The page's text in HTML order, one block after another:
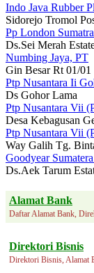
Indo Java Rubber
Sidorejo Tromol
Pp London
Ds.Sei Merah
Numbing Jaya, PT
Gin Besar Rt 01/01
Ptp Nusantara Ii
Ds Gohor Lama
Ptp Nusantara Vii
Desa Kebagusan
Ptp Nusantara Vii
Way Galih Tg.
Goodyear
Ds.Aek Tarum
Alamat Bank
Daftar Alamat Bank,
Direktori Bisnis
Direktori Bisnis, Alamat